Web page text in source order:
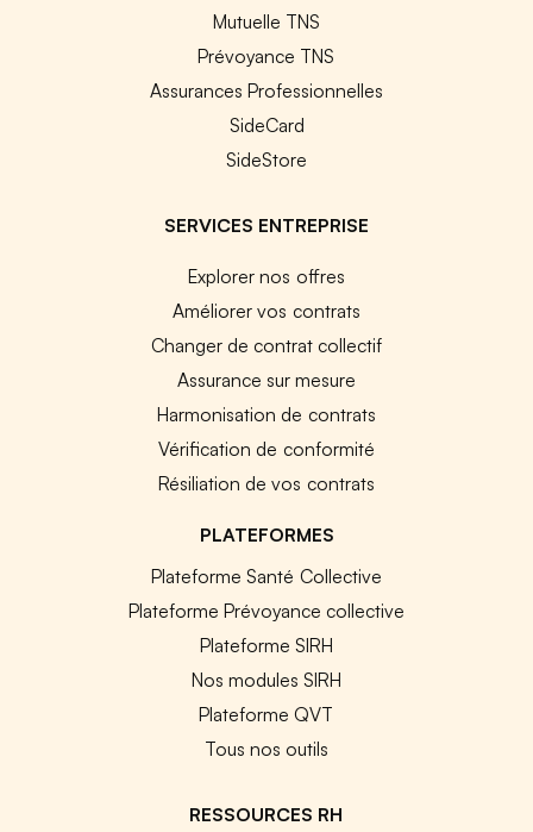
Mutuelle TNS
Prévoyance TNS
Assurances Professionnelles
SideCard
SideStore
SERVICES ENTREPRISE
Explorer nos offres
Améliorer vos contrats
Changer de contrat collectif
Assurance sur mesure
Harmonisation de contrats
Vérification de conformité
Résiliation de vos contrats
PLATEFORMES
Plateforme Santé Collective
Plateforme Prévoyance collective
Plateforme SIRH
Nos modules SIRH
Plateforme QVT
Tous nos outils
RESSOURCES RH